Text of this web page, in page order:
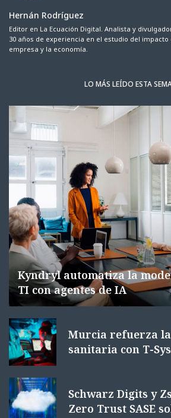
Hernán Rodríguez
Editor en La Ecuación Digital. Analista y
30 años de experiencia en el estudio del
empresa y la economía.
LO MÁS LEÍDO ESTA
Kyndryl automatiza la
TI con agentes de IA
Murcia refuerza
sanitaria con T-
Schwarz Digits y
Zero Trust SASE